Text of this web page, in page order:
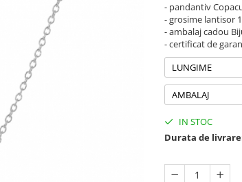
- pandantiv
- grosime lantisor
- ambalaj cadou
- certificat de
LUNGIME
AMBALAJ
IN STOC
Durata de